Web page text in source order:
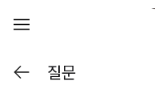
질문